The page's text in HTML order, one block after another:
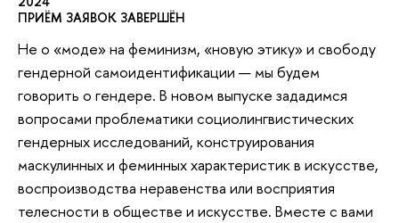
ПРИЁМ ЗАЯВОК ЗАВЕРШЁН
Не о «моде» на феминизм, «новую этику» и свободу
гендерной самоидентификации — мы будем
говорить о гендере. В новом выпуске зададимся
вопросами проблематики социолингвистических
гендерных исследований, конструирования
маскулинных и феминных характеристик в искусстве,
воспроизводства неравенства или восприятия
телесности в обществе и искусстве. Вместе с вами